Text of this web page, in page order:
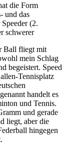
die Form
und das
(2.
schwerer
Ball fliegt mit
mein Schlag
begeistert. Speed
Tennisplatz
handelt es
und Tennis.
und gerade
liegt, aber die
hingegen